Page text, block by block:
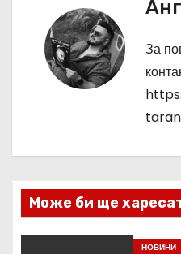
За
Може би ще
НОВИНИ